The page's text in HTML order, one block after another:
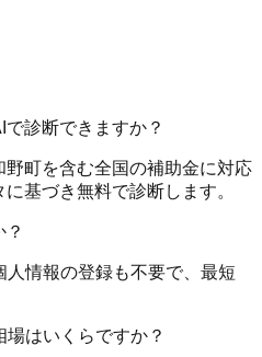
診断できますか？
町を含む全国の補助金に対応
基づき無料で診断します。
情報の登録も不要で、最短
はいくらですか？